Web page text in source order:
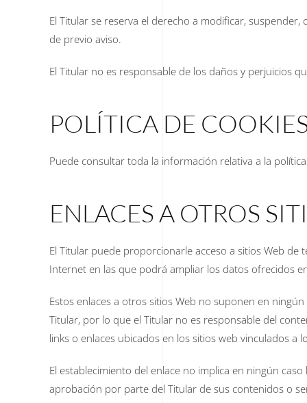
El Titular se reserva el derecho a modificar,
de previo aviso.
El Titular no es responsable de los daños y perjuicios
POLÍTICA DE
Puede consultar toda la información relativa a la
ENLACES A OTROS
El Titular puede proporcionarle acceso a sitios Web
Internet en las que podrá ampliar los datos ofrecidos
Estos enlaces a otros sitios Web no suponen en
Titular, por lo que el Titular no es responsable del
links o enlaces ubicados en los sitios web vinculados a
El establecimiento del enlace no implica en ningún
aprobación por parte del Titular de sus contenidos o